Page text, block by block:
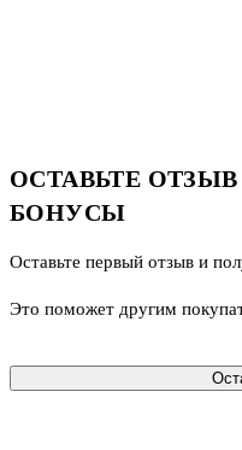
ОСТАВЬТЕ
БОНУСЫ
Оставьте первый отзыв и
Это поможет другим